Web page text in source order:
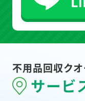
不用品回収ク
サービ